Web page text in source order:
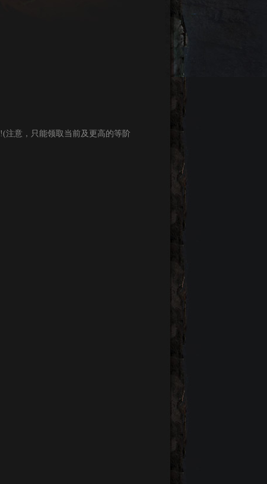
注意，只能领取当前及更高的等阶